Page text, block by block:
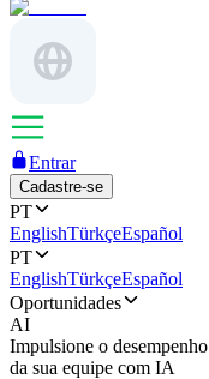
Entrar
Cadastre-se
PT
EnglishTürkçeEspañol
PT
EnglishTürkçeEspañol
Oportunidades
AI
Impulsione o desempenho
da sua equipe com IA